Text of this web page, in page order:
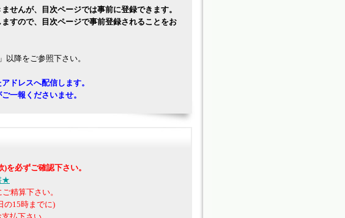
せんが、目次ページでは事前に登録できます。
すので、目次ページで事前登録されることをお
降をご参照下さい。
ドレスへ配信します。
一報くださいませ。
必ずご確認下さい。
★
精算下さい。
の15時までに)